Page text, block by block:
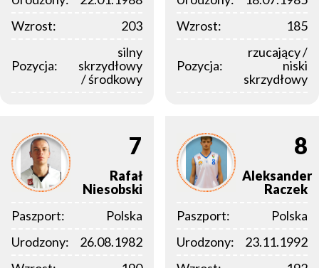
Wzrost:
203
Pozycja:
silny
skrzydłowy
/ środkowy
Wzrost:
185
Pozycja:
rzucający /
niski
skrzydłowy
7
Rafał
Niesobski
Paszport:
Polska
Urodzony:
26.08.1982
8
Aleksander
Raczek
Paszport:
Polska
Urodzony:
23.11.1992